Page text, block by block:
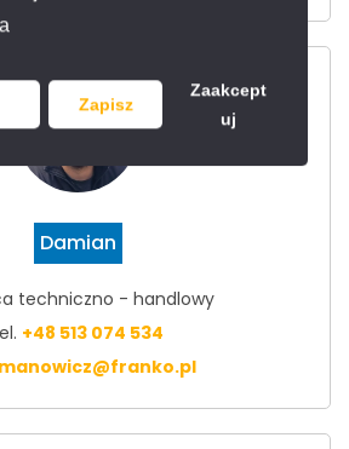
Zapisz
Zaakcept
uj
Damian
techniczno - handlowy
+48 513 074 534